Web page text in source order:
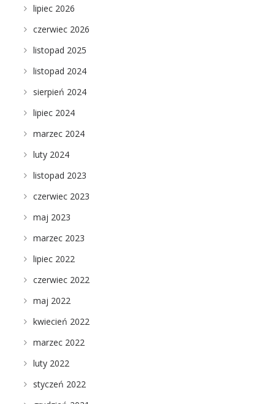
lipiec 2026
czerwiec 2026
listopad 2025
listopad 2024
sierpień 2024
lipiec 2024
marzec 2024
luty 2024
listopad 2023
czerwiec 2023
maj 2023
marzec 2023
lipiec 2022
czerwiec 2022
maj 2022
kwiecień 2022
marzec 2022
luty 2022
styczeń 2022